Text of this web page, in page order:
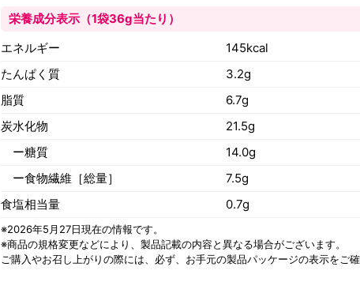
栄養成分表示（1袋36g当たり）
エネルギー
145kcal
たんぱく質
3.2g
脂質
6.7g
炭水化物
21.5g
ー糖質
14.0g
ー食物繊維［総量］
7.5g
食塩相当量
0.7g
※2026年5月27日現在の情報です。
※商品の規格変更などにより、 製品記載の内容と異なる場合がございます。
ご購入やお召し上がりの際には、必ず、お手元の製品パッケージの表示をご確